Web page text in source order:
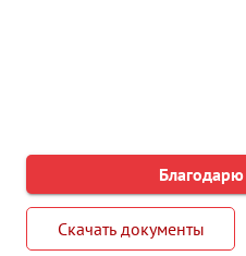
Скачать документы